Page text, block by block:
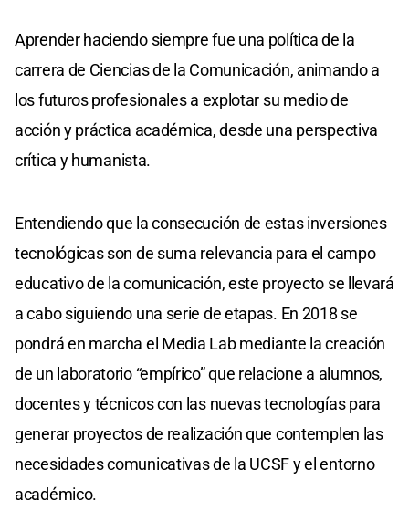
Aprender haciendo siempre fue una política de la
carrera de Ciencias de la Comunicación, animando a
los futuros profesionales a explotar su medio de
acción y práctica académica, desde una perspectiva
crítica y humanista.
Entendiendo que la consecución de estas inversiones
tecnológicas son de suma relevancia para el campo
educativo de la comunicación, este proyecto se llevará
a cabo siguiendo una serie de etapas. En 2018 se
pondrá en marcha el Media Lab mediante la creación
de un laboratorio “empírico” que relacione a alumnos,
docentes y técnicos con las nuevas tecnologías para
generar proyectos de realización que contemplen las
necesidades comunicativas de la UCSF y el entorno
académico.